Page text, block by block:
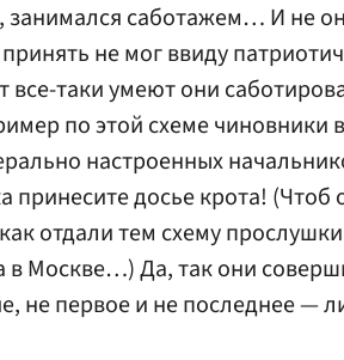
саботажем… И не
не мог ввиду
все-таки умеют они
по этой схеме чиновники
настроенных
принесите досье крота! (Чтоб
отдали тем схему
в Москве…) Да, так они
не первое и не последнее —